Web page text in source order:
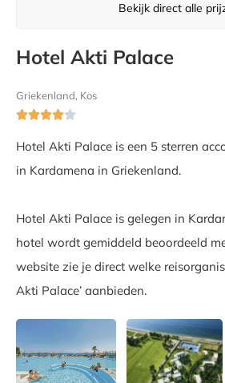
Bekijk direct alle
Hotel Akti Palace
Griekenland, Kos

Hotel Akti Palace is een 5 sterren
in Kardamena in Griekenland.
Hotel Akti Palace is gelegen in
hotel wordt gemiddeld beoordeeld
website zie je direct welke
Akti Palace’ aanbieden.